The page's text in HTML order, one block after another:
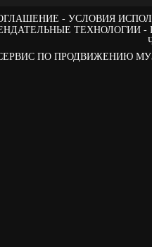
УСЛОВИЯ
ТЕХНОЛОГИИ
- СЕРВИС ПО ПРОДВИЖЕНИЮ